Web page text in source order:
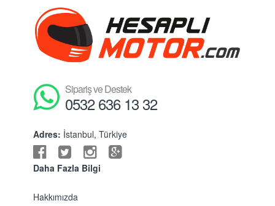
Sipariş ve Destek
0532 636 13 32
Adres: İstanbul, Türkiye
Daha Fazla Bilgi
Hakkımızda